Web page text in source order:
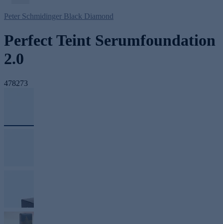
Peter Schmidinger Black Diamond
Perfect Teint Serumfoundation
2.0
478273